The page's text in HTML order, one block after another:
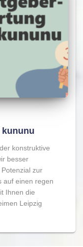
konstruktive
besser
zur
auf einen regen
Ihnen die
Leipzig